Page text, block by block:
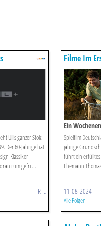
Ullis ganzer Stolz:
Der 60-Jährige hat
Klassiker
rum gefri ...
RTL
Filme Im
Ein
Spielfilm
jährige
führt ein
Ehemann
11-08-2024
Alle Folgen